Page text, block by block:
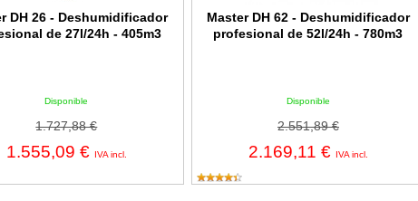
DH 26 - Deshumidificador
de 27l/24h - 405m3
Disponible
1.727,88 €
1.555,09 € IVA incl.
Master DH 62 - Deshumidificador
profesional de 52l/24h - 780m3
Disponible
2.551,89 €
2.169,11 € IVA incl.